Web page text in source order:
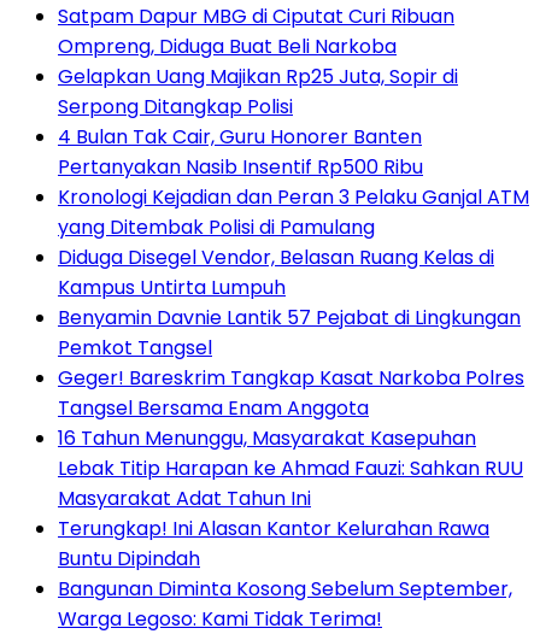
Satpam Dapur MBG di Ciputat Curi Ribuan
Ompreng, Diduga Buat Beli Narkoba
Gelapkan Uang Majikan Rp25 Juta, Sopir di
Serpong Ditangkap Polisi
4 Bulan Tak Cair, Guru Honorer Banten
Pertanyakan Nasib Insentif Rp500 Ribu
Kronologi Kejadian dan Peran 3 Pelaku Ganjal ATM
yang Ditembak Polisi di Pamulang
Diduga Disegel Vendor, Belasan Ruang Kelas di
Kampus Untirta Lumpuh
Benyamin Davnie Lantik 57 Pejabat di Lingkungan
Pemkot Tangsel
Geger! Bareskrim Tangkap Kasat Narkoba Polres
Tangsel Bersama Enam Anggota
16 Tahun Menunggu, Masyarakat Kasepuhan
Lebak Titip Harapan ke Ahmad Fauzi: Sahkan RUU
Masyarakat Adat Tahun Ini
Terungkap! Ini Alasan Kantor Kelurahan Rawa
Buntu Dipindah
Bangunan Diminta Kosong Sebelum September,
Warga Legoso: Kami Tidak Terima!